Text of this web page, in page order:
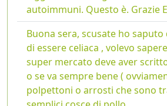
autoimmuni. Questo è. Grazie
Buona sera, scusate ho
di essere celiaca , volevo
super mercato deve aver
o se va sempre bene (
polpettoni o arrosti che sono